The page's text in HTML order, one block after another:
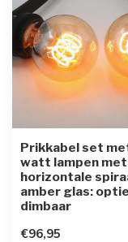
Prikkabel set
watt lampen met
horizontale
amber glas: optie
dimbaar
€96,95